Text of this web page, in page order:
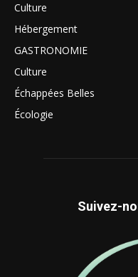
Culture
Hébergement
GASTRONOMIE
Culture
Échappées Belles
Écologie
Suivez-